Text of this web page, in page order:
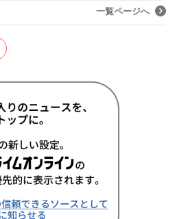
一覧ページへ